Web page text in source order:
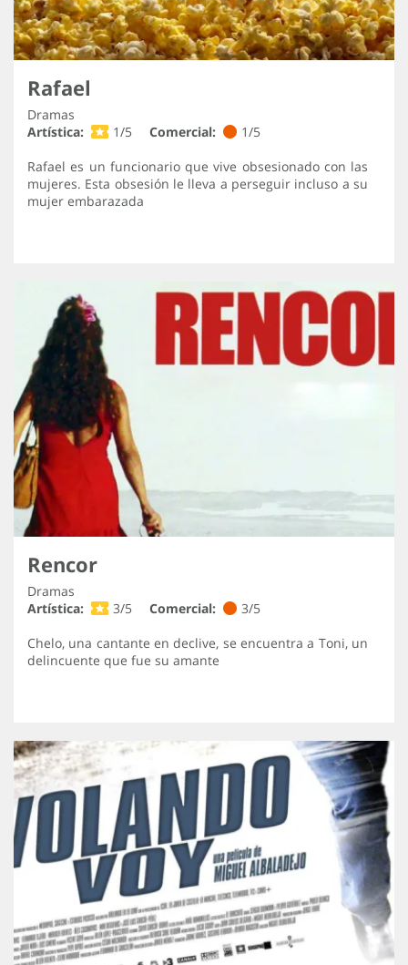
Rafael
Dramas
Artística:
1/5 Comercial:
1/5
Rafael es un funcionario que vive obsesionado con las
mujeres. Esta obsesión le lleva a perseguir incluso a su
mujer embarazada
Rencor
Dramas
Artística:
3/5 Comercial:
3/5
Chelo, una cantante en declive, se encuentra a Toni, un
delincuente que fue su amante